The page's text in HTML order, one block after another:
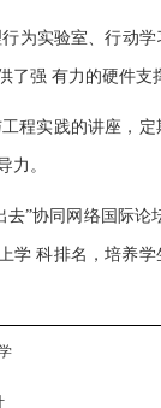
为实验室、行动
了强 有力的硬件支
程实践的讲座，定
力。
去”协同网络国际论
学 科排名，培养学